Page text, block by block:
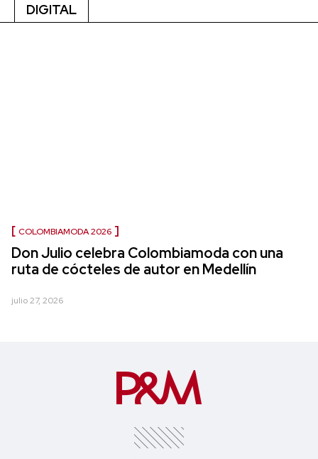
DIGITAL
COLOMBIAMODA 2026
Don Julio celebra Colombiamoda con una
ruta de cócteles de autor en Medellín
julio 27, 2026